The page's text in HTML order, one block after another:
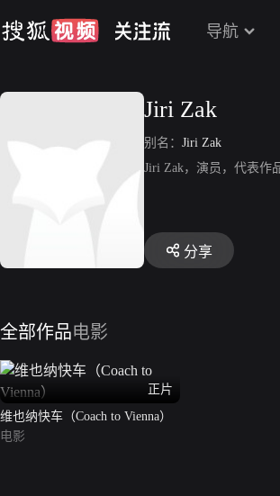
导航
Jiri Zak
别名： Jiri Zak
Jiri Zak，演员，代表作
分享
全部作品电影
正片
维也纳快车（Coach to Vienna）
电影